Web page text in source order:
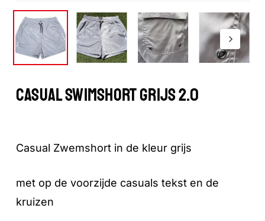
CASUAL SWIMSHORT GRIJS 2.0
Casual Zwemshort in de kleur grijs
met op de voorzijde casuals tekst en de
kruizen